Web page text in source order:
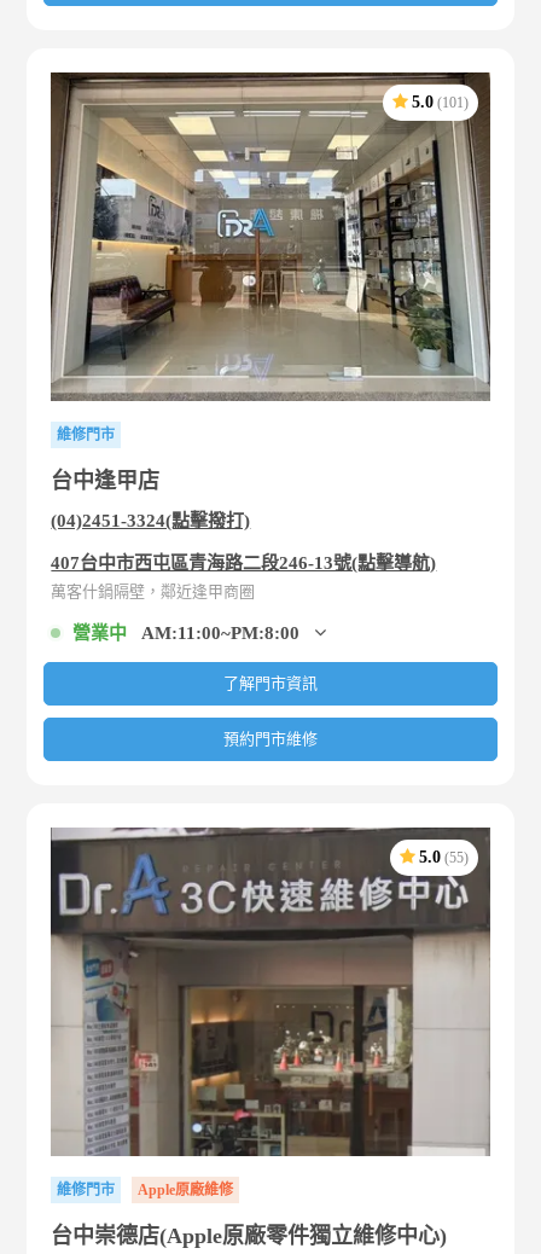
5.0 (101)
維修門市
台中逢甲店
(04)2451-3324(點擊撥打)
407台中市西屯區青海路二段246-13號(點擊導航)
萬客什鍋隔壁，鄰近逢甲商圈
營業中 AM:11:00~PM:8:00
了解門市資訊
預約門市維修
5.0 (55)
維修門市 Apple原廠維修
台中崇德店(Apple原廠零件獨立維修中心)